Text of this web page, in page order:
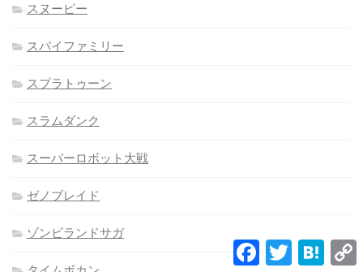
スヌーピー
スパイファミリー
スプラトゥーン
スラムダンク
スーパーロボット大戦
ゼノブレイド
ゾンビランドサガ
FacebookTwitter Hatena